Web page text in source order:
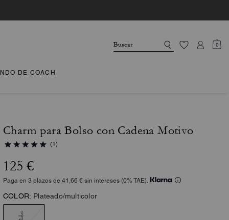
0
DE COACH
Charm para Bolso con Cadena Motivo
(1)
125 €
Paga en 3 plazos de 41,66 € sin intereses (0% TAE).
COLOR: Plateado/multicolor